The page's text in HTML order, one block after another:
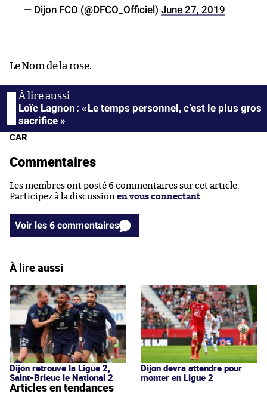
— Dijon FCO (@DFCO_Officiel) June 27, 2019
Le Nom de la rose.
Loïc Lagnon : « Le temps personnel, c’est le plus gros
sacrifice »
CAR
Commentaires
Les membres ont posté 6 commentaires sur cet article.
Participez à la discussion en vous connectant
Voir les 6 commentaires
À lire aussi
Dijon retrouve la Ligue 2,
Saint-Brieuc le National 2
Dijon devra attendre pour
monter en Ligue 2
Articles en tendances